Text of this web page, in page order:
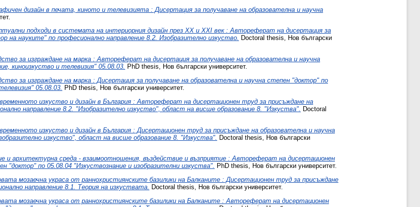
дизайн в печата, киното и телевизията : Дисертация за получаване на образователна и научна
подходи в системата на интериорния дизайн през XX и XXI век : Автореферат на дисертация за
на науките" по професионално направление 8.2. Изобразително изкуство. Doctoral thesis, Нов български
за изграждане на марка : Автореферат на дисертация за получаване на образователна и научна
киноизкуство и телевизия" 05.08.03. PhD thesis, Нов български университет.
за изграждане на марка : Дисертация за получаване на образователна и научна степен "доктор" по
05.08.03. PhD thesis, Нов български университет.
изкуство и дизайн в България : Автореферат на дисертационен труд за присъждане на
направление 8.2. "Изобразително изкуство", област на висше образование 8. "Изкуства".
Doctoral
изкуство и дизайн в България : Дисертационен труд за присъждане на образователна и научна
изкуство", област на висше образование 8. "Изкуства". Doctoral thesis, Нов български
и архитектурна среда - взаимоотношения, въздействие и възприятие : Автореферат на дисертационен
"доктор" по 05.08.04 "Изкуствознание и изобразителни изкуства". PhD thesis, Нов български университет.
мозаечна украса от раннохристиянските базилики на Балканите : Дисертационен труд за присъждане
направление 8.1. Теория на изкуствата. Doctoral thesis, Нов български университет.
мозаечна украса от раннохристиянските базилики на Балканите : Автореферат на дисертационен